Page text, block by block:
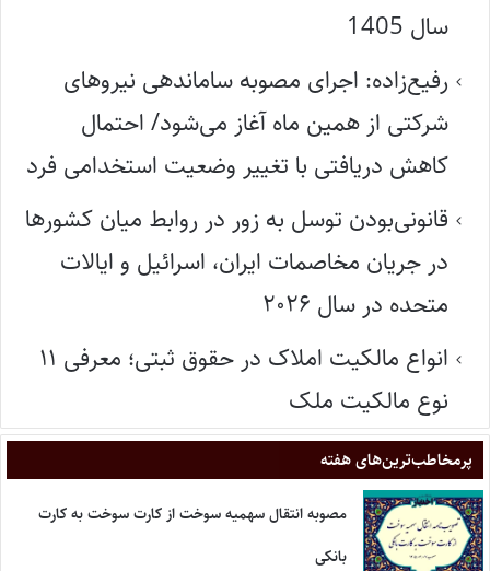
سال 1405
رفیع‌زاده: اجرای مصوبه ساماندهی نیروهای
شرکتی از همین ماه آغاز می‌شود/ احتمال
کاهش دریافتی با تغییر وضعیت استخدامی فرد
قانونی‌بودن توسل به زور در روابط میان کشورها
در جریان مخاصمات ایران، اسرائیل و ایالات
متحده در سال ۲۰۲۶
انواع مالکیت املاک در حقوق ثبتی؛ معرفی ۱۱
نوع مالکیت ملک
پر‌مخاطب‌ترین‌های هفته
مصوبه انتقال سهمیه سوخت از کارت سوخت به کارت
بانکی